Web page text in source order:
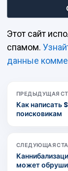
Этот сайт
спамом.
данные
ПРЕДЫДУЩАЯ
Как написать
поисковикам
СЛЕДУЮЩАЯ
может